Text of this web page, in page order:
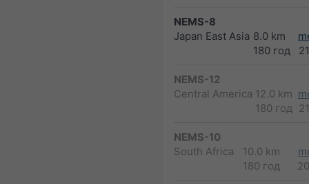
NEMS-8
Japan East Asia 8.0 km
180 год
NEMS-12
Central America 12.0 km
180 год
NEMS-10
South Africa
10.0 km
180 год